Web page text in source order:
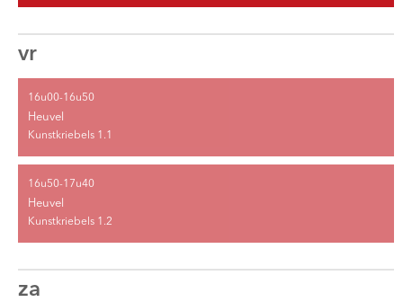
vr
16u00-16u50
Heuvel
Kunstkriebels 1.1
16u50-17u40
Heuvel
Kunstkriebels 1.2
za